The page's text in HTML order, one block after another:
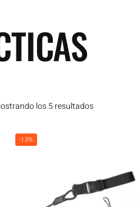
los 5 resultados
-13%